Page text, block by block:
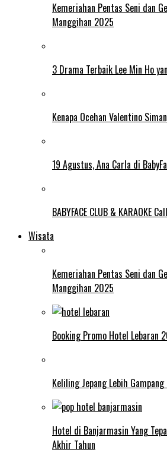
Kemeriahan Pentas Seni dan
Manggihan 2025
3 Drama Terbaik Lee Min Ho
Kenapa Ocehan Valentino
19 Agustus, Ana Carla di
BABYFACE CLUB & KARAOKE
Wisata
Kemeriahan Pentas Seni dan
Manggihan 2025
Booking Promo Hotel Lebaran
Keliling Jepang Lebih Gampang
Hotel di Banjarmasin Yang
Akhir Tahun